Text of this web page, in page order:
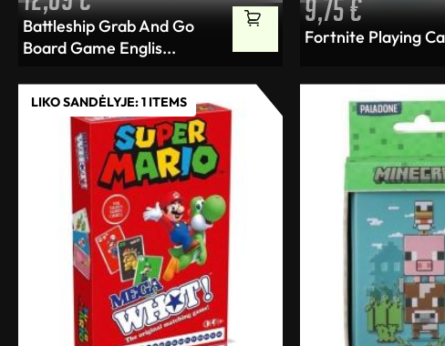
Battleship Grab And Go
Board Game Englis...
9,75€
Fortnite Playing
LIKO SANDĖLYJE: 1 ITEMS